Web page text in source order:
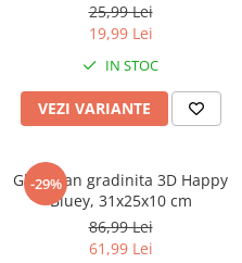
25,99 Lei
19,99 Lei
IN STOC
VEZI VARIANTE
-29%
Ghiozdan gradinita 3D Happy
Bluey, 31x25x10 cm
86,99 Lei
61,99 Lei